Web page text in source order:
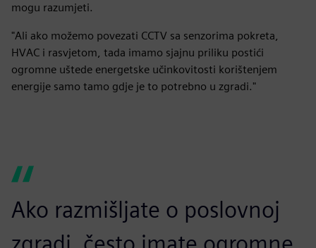
mogu razumjeti.
"Ali ako možemo povezati CCTV sa senzorima pokreta,
HVAC i rasvjetom, tada imamo sjajnu priliku postići
ogromne uštede energetske učinkovitosti korištenjem
energije samo tamo gdje je to potrebno u zgradi."
Ako razmišljate o poslovnoj